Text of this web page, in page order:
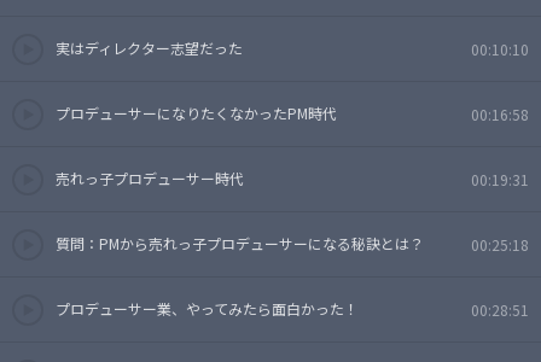
実はディレクター志望だった 00:10:10
プロデューサーになりたくなかったPM時代 00:16:58
売れっ子プロデューサー時代 00:19:31
質問：PMから売れっ子プロデューサーになる秘訣とは？ 00:25:18
プロデューサー業、やってみたら面白かった！ 00:28:51